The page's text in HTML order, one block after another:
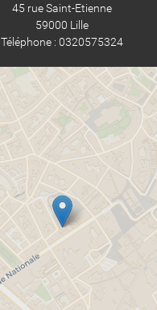
45 rue Saint-Etienne
59000 Lille
Téléphone : 0320575324